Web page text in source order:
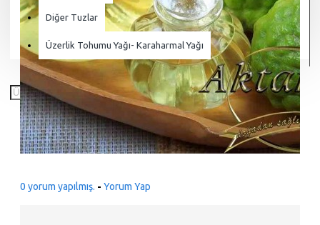
Diğer Tuzlar
Üzerlik Tohumu Yağı- Karaharmal Yağı
0 yorum yapılmış. - Yorum Yap